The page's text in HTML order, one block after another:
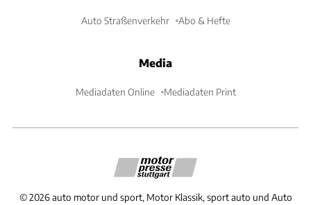
Auto Straßenverkehr Abo & Hefte
Media
Mediadaten Online Mediadaten Print
©2026 auto motor und sport, Motor Klassik, sport auto und Auto